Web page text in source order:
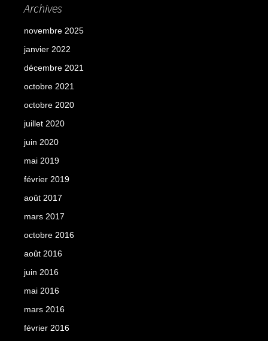
Archives
novembre 2025
janvier 2022
décembre 2021
octobre 2021
octobre 2020
juillet 2020
juin 2020
mai 2019
février 2019
août 2017
mars 2017
octobre 2016
août 2016
juin 2016
mai 2016
mars 2016
février 2016